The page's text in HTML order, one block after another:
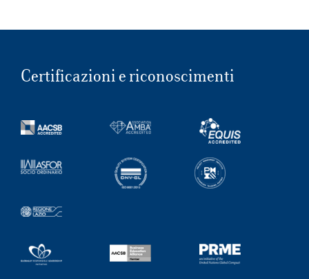
Certificazioni e riconoscimenti